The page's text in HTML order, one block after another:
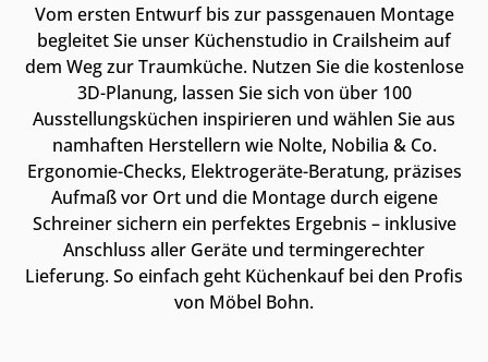
Vom ersten Entwurf bis zur passgenauen Montage
begleitet Sie unser Küchenstudio in Crailsheim auf
dem Weg zur Traumküche. Nutzen Sie die kostenlose
3D-Planung, lassen Sie sich von über 100
Ausstellungsküchen inspirieren und wählen Sie aus
namhaften Herstellern wie Nolte, Nobilia & Co.
Ergonomie-Checks, Elektrogeräte-Beratung, präzises
Aufmaß vor Ort und die Montage durch eigene
Schreiner sichern ein perfektes Ergebnis – inklusive
Anschluss aller Geräte und termingerechter
Lieferung. So einfach geht Küchen­kauf bei den Profis
von Möbel Bohn.